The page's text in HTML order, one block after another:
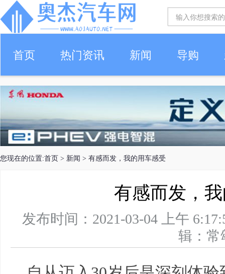
首页 热门资讯 新闻 导购
您现在的位置:首页 > 新闻 > 有感而发，我的用车感受
有感而发，
发布时间：2021-03-04 上午
辑：